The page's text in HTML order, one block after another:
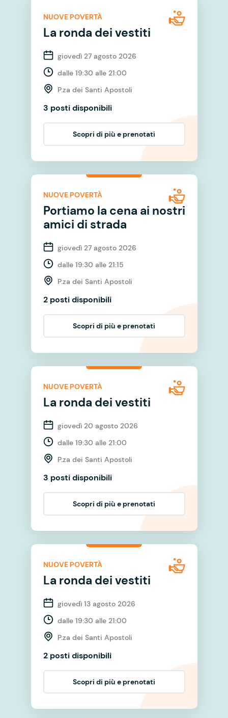
NUOVE POVERTÀ
La ronda dei vestiti
giovedì 27 agosto 2026
dalle 19:30 alle 21:00
P.za dei Santi Apostoli
3 posti disponibili
Scopri di più e prenotati
NUOVE POVERTÀ
Portiamo la cena ai nostri
amici di strada
giovedì 27 agosto 2026
dalle 19:30 alle 21:15
P.za dei Santi Apostoli
2 posti disponibili
Scopri di più e prenotati
NUOVE POVERTÀ
La ronda dei vestiti
giovedì 20 agosto 2026
dalle 19:30 alle 21:00
P.za dei Santi Apostoli
3 posti disponibili
Scopri di più e prenotati
NUOVE POVERTÀ
La ronda dei vestiti
giovedì 13 agosto 2026
dalle 19:30 alle 21:00
P.za dei Santi Apostoli
2 posti disponibili
Scopri di più e prenotati